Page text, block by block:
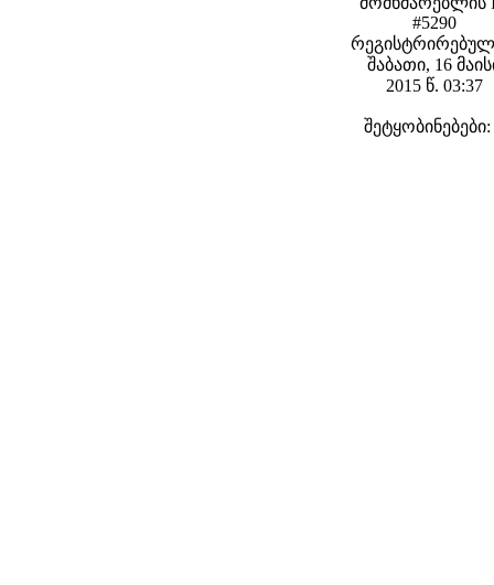
#5290
შაბათი, 16
2015 წ. 03:37
შეტყობინებები: